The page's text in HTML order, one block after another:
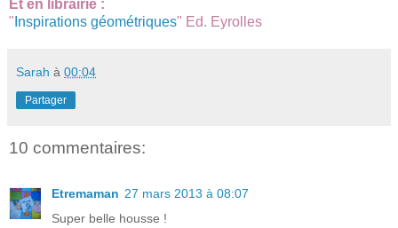
Et en librairie :
" Inspirations géométriques" Ed. Eyrolles
Sarah à 00:04
Partager
10 commentaires:
Etremaman 27 mars 2013 à 08:07
Super belle housse !